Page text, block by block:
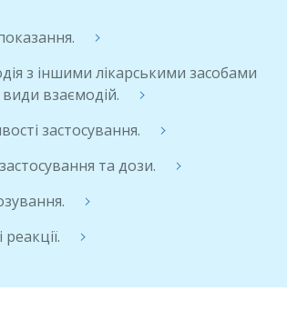
з іншими лікарськими засобами
види взаємодій.
застосування.
та дози.
реакції.